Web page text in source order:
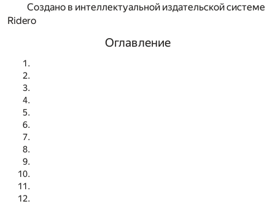
Создано в интеллектуальной издательской системе
Ridero
Оглавление